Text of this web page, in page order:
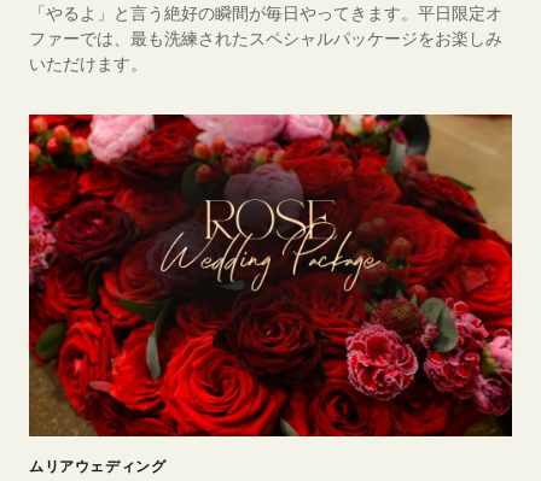
「やるよ」と言う絶好の瞬間が毎日やってきます。平日限定オ
ファーでは、最も洗練されたスペシャルパッケージをお楽しみ
いただけます。
ムリアウェディング